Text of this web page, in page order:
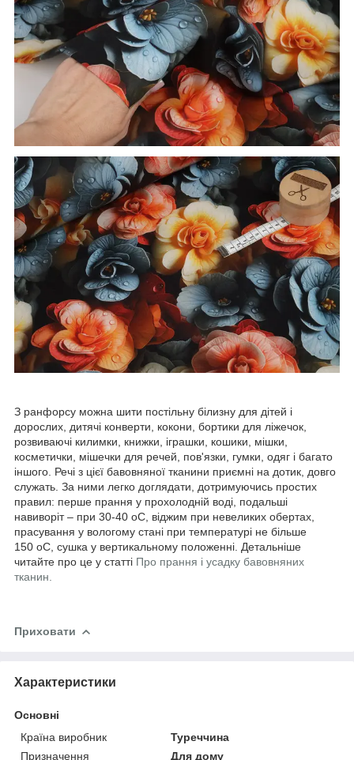
З ранфорсу можна шити постільну білизну для дітей і
дорослих, дитячі конверти, кокони, бортики для ліжечок,
розвиваючі килимки, книжки, іграшки, кошики, мішки,
косметички, мішечки для речей, пов'язки, гумки, одяг і багато
іншого. Речі з цієї бавовняної тканини приємні на дотик, довго
служать. За ними легко доглядати, дотримуючись простих
правил: перше прання у прохолодній воді, подальші
навиворіт – при 30-40 оС, віджим при невеликих обертах,
прасування у вологому стані при температурі не більше
150 оС, сушка у вертикальному положенні. Детальніше
читайте про це у статті Про прання і усадку бавовняних
тканин.
Приховати
Характеристики
Основні
Країна виробник
Туреччина
Призначення
Для дому